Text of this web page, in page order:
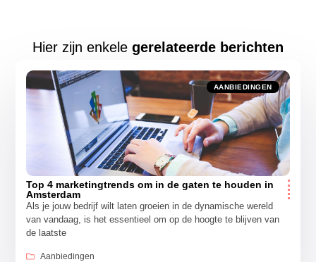
Hier zijn enkele gerelateerde berichten
AANBIEDINGEN
Top 4 marketingtrends om in de gaten te houden in
Amsterdam
Als je jouw bedrijf wilt laten groeien in de dynamische wereld
van vandaag, is het essentieel om op de hoogte te blijven van
de laatste
Aanbiedingen